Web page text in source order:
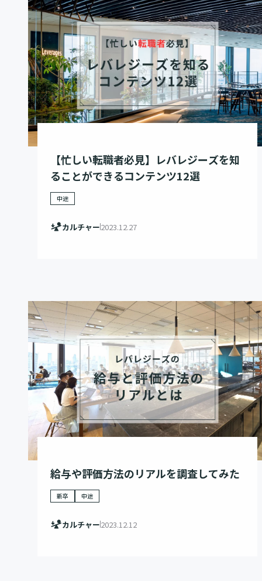
【忙しい転職者必見】レバレジーズを知
ることができるコンテンツ12選
中途
カルチャー2023.12.27
給与や評価方法のリアルを調査してみた
新卒 中途
カルチャー2023.12.12